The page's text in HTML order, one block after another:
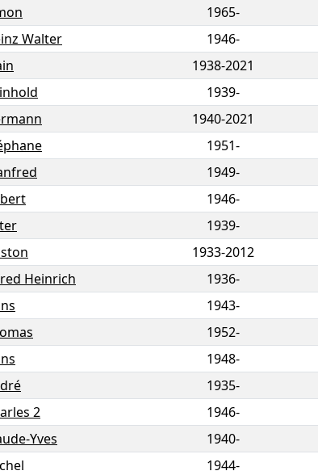
1965-
Walter 1946-
1938-2021
1939-
1940-2021
1951-
1949-
1946-
1939-
1933-2012
Heinrich 1936-
1943-
1952-
1948-
1935-
2 1946-
Yves 1940-
1944-